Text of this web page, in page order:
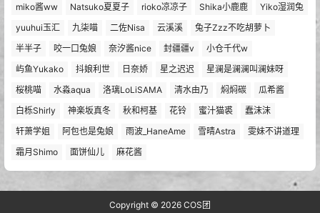
miko酱ww
Natsuko夏夏子 rioko凉凉子 Shika小鹿鹿
Yiko湿润兔
yuuhui玉汇
九柒喵 二佐Nisa 云溪溪
兔子Zzz不吃胡萝卜
半半子
咬一口兔娘 奈汐酱nice 封疆疆v
小仓千代w
屿鱼Yukako
抖娘利世 日奈娇 星之迟迟
星澜是澜澜叫澜妹呀
桜桃喵
水淼aqua 洛璃LoLiSAMA 清水由乃 焖焖碳
瓜希酱
白栎Shirly
神楽坂真冬 秋和柯基 花铃 蜜汁猫裘
蠢沫沫
轩萧学姐
阿包也是兔娘 雨波_HaneAme 雪晴Astra
雯妹不讲道理
霜月Shimo
面饼仙儿 麻花酱
Copyright © 2026 COS团